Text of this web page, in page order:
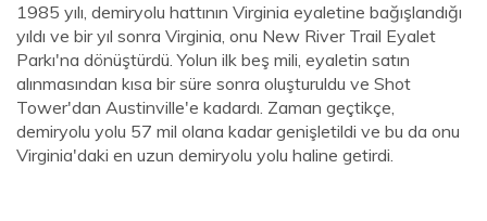
1985 yılı, demiryolu hattının Virginia eyaletine bağışlandığı
yıldı ve bir yıl sonra Virginia, onu New River Trail Eyalet
Parkı'na dönüştürdü. Yolun ilk beş mili, eyaletin satın
alınmasından kısa bir süre sonra oluşturuldu ve Shot
Tower'dan Austinville'e kadardı. Zaman geçtikçe,
demiryolu yolu 57 mil olana kadar genişletildi ve bu da onu
Virginia'daki en uzun demiryolu yolu haline getirdi.